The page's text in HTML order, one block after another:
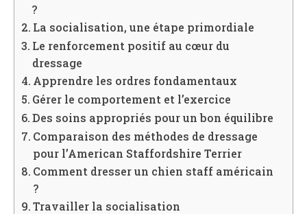
?
La socialisation, une étape primordiale
Le renforcement positif au cœur du
dressage
Apprendre les ordres fondamentaux
Gérer le comportement et l’exercice
Des soins appropriés pour un bon équilibre
Comparaison des méthodes de dressage
pour l’American Staffordshire Terrier
Comment dresser un chien staff américain
?
Travailler la socialisation